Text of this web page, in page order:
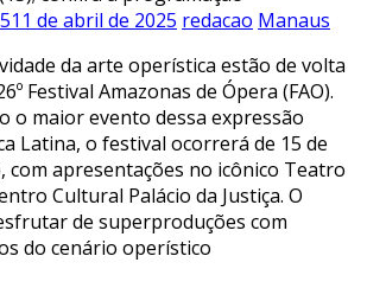
11 de abril de 2025 redacao Manaus
da arte operística estão de volta
Festival Amazonas de Ópera (FAO).
o maior evento dessa expressão
Latina, o festival ocorrerá de 15 de
com apresentações no icônico Teatro
Cultural Palácio da Justiça. O
de superproduções com
do cenário operístico